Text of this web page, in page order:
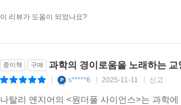
이 리뷰가 도움이 되었나요?
종이책 구매 과학의 경이로움을 노래하는 교
s*****6 2025-11-11 신고
나탈리 앤지어의 <원더풀 사이언스>는 과학